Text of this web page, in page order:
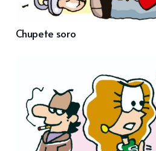
Chupete soro